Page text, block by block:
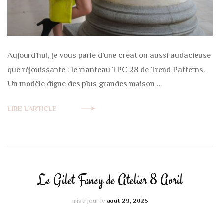
Aujourd’hui, je vous parle d’une création aussi audacieuse
que réjouissante : le manteau TPC 28 de Trend Patterns.
Un modèle digne des plus grandes maison …
LIRE L'ARTICLE
Le Gilet Fancy de Atelier 8 Avril
mis à jour le août 29, 2025